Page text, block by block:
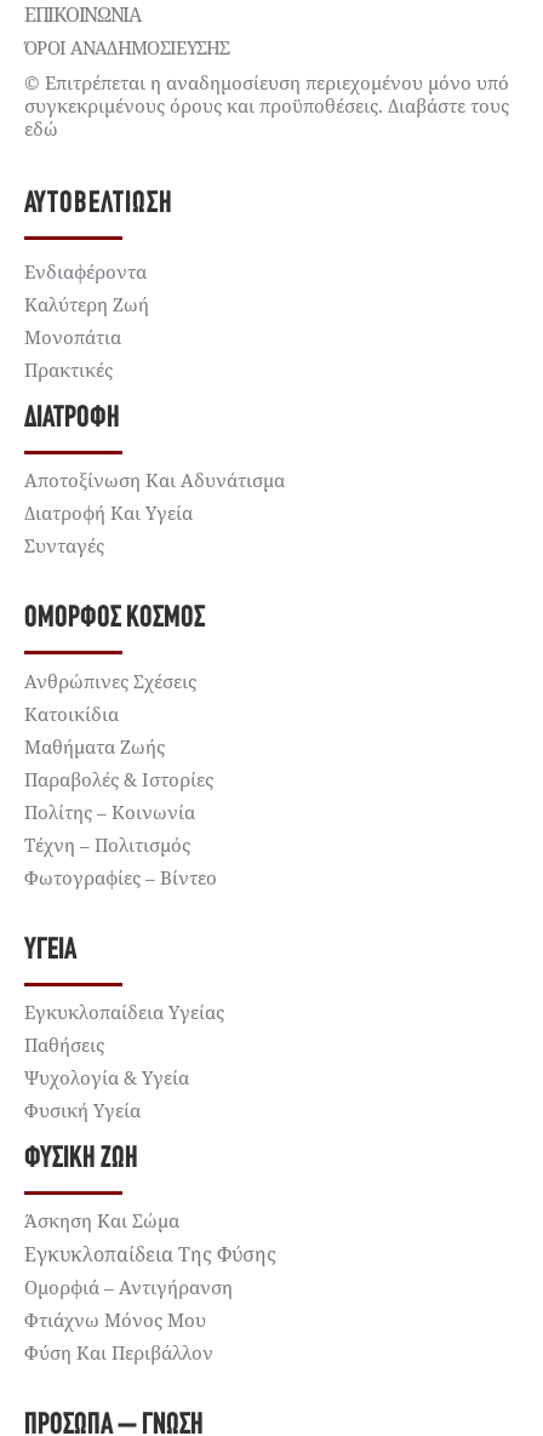
ΕΠΙΚΟΙΝΩΝΊΑ
ΌΡΟΙ ΑΝΑΔΗΜΟΣΙΕΥΣΗΣ
© Επιτρέπεται η αναδημοσίευση περιεχομένου μόνο υπό
συγκεκριμένους όρους και προϋποθέσεις. Διαβάστε τους
εδώ
ΑΥΤΟΒΕΛΤΊΩΣΗ
Ενδιαφέροντα
Καλύτερη Ζωή
Μονοπάτια
Πρακτικές
ΔΙΑΤΡΟΦΉ
Αποτοξίνωση Και Αδυνάτισμα
Διατροφή Και Υγεία
Συνταγές
ΌΜΟΡΦΟΣ ΚΌΣΜΟΣ
Ανθρώπινες Σχέσεις
Κατοικίδια
Μαθήματα Ζωής
Παραβολές & Ιστορίες
Πολίτης – Κοινωνία
Τέχνη – Πολιτισμός
Φωτογραφίες – Βίντεο
ΥΓΕΊΑ
Εγκυκλοπαίδεια Υγείας
Παθήσεις
Ψυχολογία & Υγεία
Φυσική Υγεία
ΦΥΣΙΚΉ ΖΩΉ
Άσκηση Και Σώμα
Εγκυκλοπαίδεια Της Φύσης
Ομορφιά – Αντιγήρανση
Φτιάχνω Μόνος Μου
Φύση Και Περιβάλλον
ΠΡΌΣΩΠΑ – ΓΝΏΣΗ